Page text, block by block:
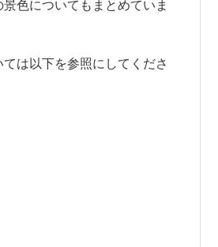
色についてもまとめていま
は以下を参照にしてくださ